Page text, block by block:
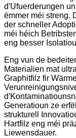
d'Ufuerderungen
ëmmer méi streng.
der schneller
méi héich
eng besser
Eng vun de
Materialien mat
Graphitfilz fir
Generatioun ze
strukturell
Hartfilz eng méi
Liewensdauer.